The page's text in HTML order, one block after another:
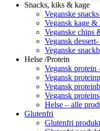
Snacks, kiks & kage
Veganske
Vegansk kage &
Veganske chips
Vegansk
Veganske
Helse /Protein
Vegansk protein
Vegansk
Vegansk
Vegansk
Helse – alle
Glutenfri
Glutenfri